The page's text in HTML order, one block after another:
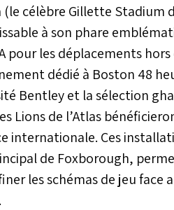
célèbre Gillette Stadium
à son phare
pour les déplacements
dédié à Boston 48
Bentley et la sélection
Lions de l’Atlas
internationale. Ces
de Foxborough,
les schémas de jeu face